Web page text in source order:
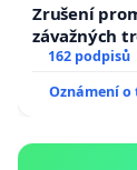
Zrušení
závažných
162 podpisů
Oznámení